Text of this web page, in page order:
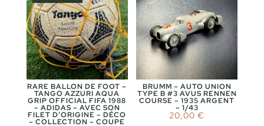
RARE BALLON DE FOOT –
TANGO AZZURI AQUA
GRIP OFFICIAL FIFA 1988
– ADIDAS – AVEC SON
FILET D’ORIGINE – DÉCO
– COLLECTION – COUPE
BRUMM – AUTO UNION
TYPE B #3 AVUS RENNEN
COURSE – 1935 ARGENT
– 1/43
20,00€